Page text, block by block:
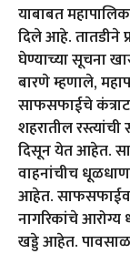
याबाबत
दिले आहे. तातडीने
घेण्याच्या सूचना
बारणे म्हणाले,
साफसफाईचे
शहरातील
दिसून येत आहेत.
वाहनांचीच धूळधाण
आहेत.
नागरिकांचे
खड्डे आहेत.